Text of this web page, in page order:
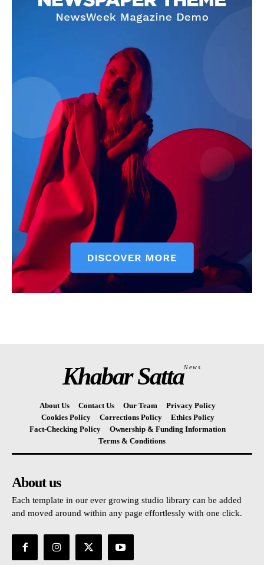
Khabar SattaNews
About Us Contact Us Our Team
Privacy Policy
Cookies Policy
Corrections Policy
Ethics Policy
Fact-Checking Policy
Ownership & Funding Information
Terms & Conditions
About us
Each template in our ever growing studio library can be added
and moved around within any page effortlessly with one click.